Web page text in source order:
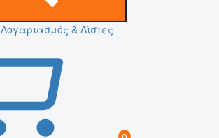
Λογαριασμός & Λίστες